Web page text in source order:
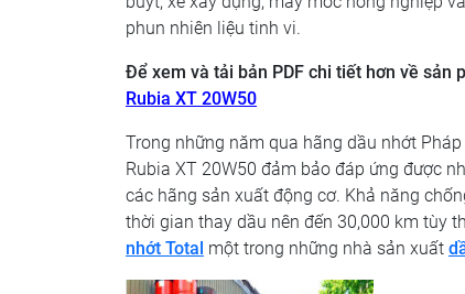
phun nhiên liệu tinh vi.
Để xem và tải bản PDF chi tiết hơn về sản
Rubia XT 20W50
Trong những năm qua hãng dầu nhớt
Rubia XT 20W50 đảm bảo đáp ứng được
các hãng sản xuất động cơ. Khả năng
thời gian thay dầu nên đến 30,000 km tùy
nhớt Total một trong những nhà sản xuất